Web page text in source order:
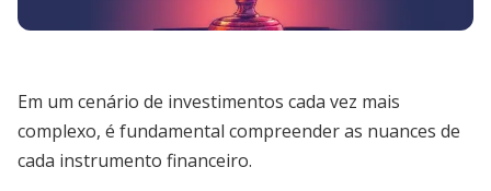
Em um cenário de investimentos cada vez mais
complexo, é fundamental compreender as nuances de
cada instrumento financeiro.